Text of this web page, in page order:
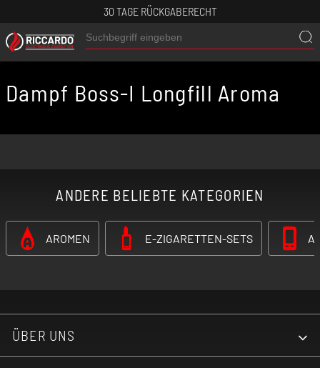
30 TAGE RÜCKGABERECHT
Dampf Boss-I Longfill Aroma
ANDERE BELIEBTE KATEGORIEN
AROMEN E-ZIGARETTEN-SETS
ÜBER UNS